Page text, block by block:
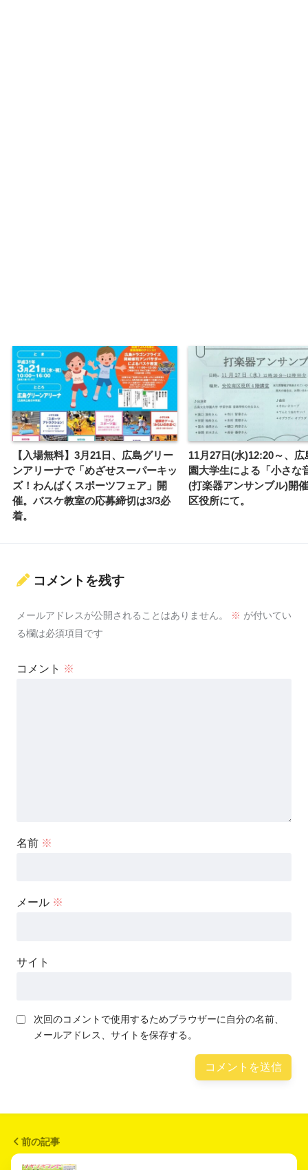
【入場無料】3月21日、広島グリー
ンアリーナで「めざせスーパーキッ
ズ！わんぱくスポーツフェア」開
催。バスケ教室の応募締切は3/3必
着。
11月27日(水)12:20～、広
園大学生による「小さな
(打楽器アンサンブル)開
区役所にて。
コメントを残す
メールアドレスが公開されることはありません。 ※ が付いてい
る欄は必須項目です
コメント ※
名前 ※
メール ※
サイト
次回のコメントで使用するためブラウザーに自分の名前、
メールアドレス、サイトを保存する。
前の記事